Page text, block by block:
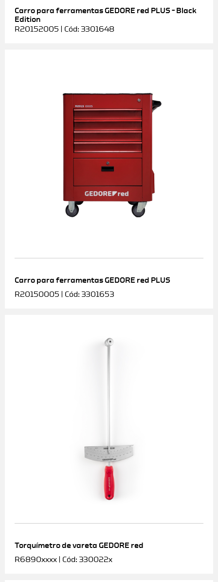
Carro para ferramentas GEDORE red PLUS – Black
Edition
R20152005 | Cód: 3301648
Carro para ferramentas GEDORE red PLUS
R20150005 | Cód: 3301653
Torquímetro de vareta GEDORE red
R6890xxxx | Cód: 330022x